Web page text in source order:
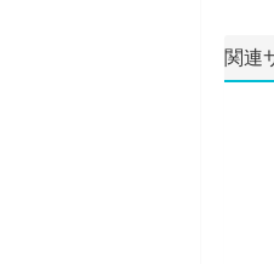
関連